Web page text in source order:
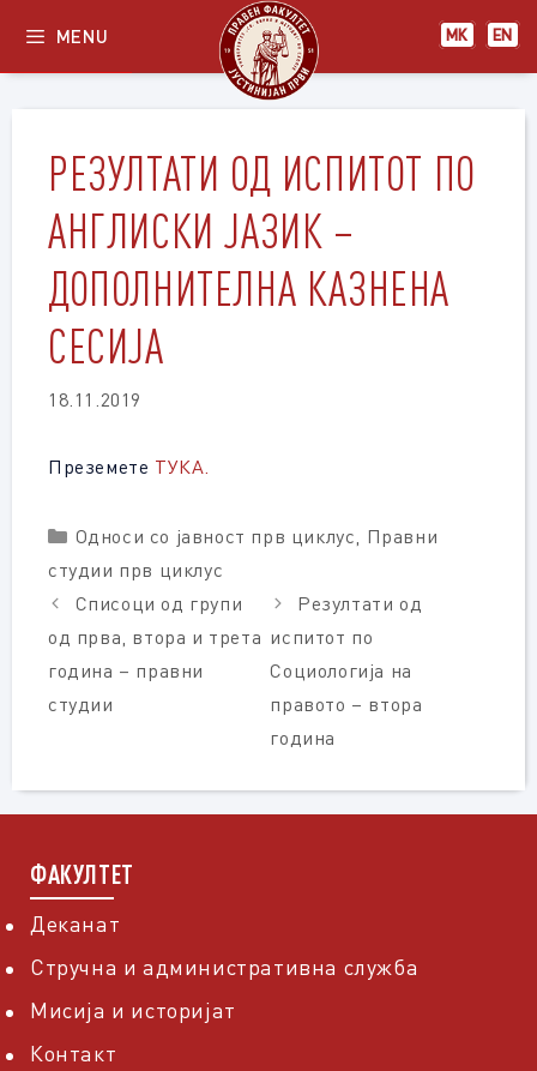
content
МК EN
MENU
РЕЗУЛТАТИ ОД ИСПИТОТ ПО
АНГЛИСКИ ЈАЗИК –
ДОПОЛНИТЕЛНА КАЗНЕНА
СЕСИЈА
18.11.2019
Преземете ТУКА.
Categories
Односи со јавност прв циклус, Правни
студии прв циклус
Списоци од групи
од прва, втора и трета
година – правни
студии
Резултати од
испитот по
Социологија на
правото – втора
година
ФАКУЛТЕТ
Деканат
Стручна и административна служба
Мисија и историјат
Контакт